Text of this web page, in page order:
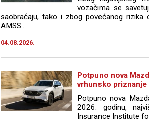
vozačima se
saobraćaju, tako i zbog povećanog
AMSS...
04.08.2026.
Potpuno nova
vrhunsko
Potpuno nova
2026. godinu,
Insurance Institute